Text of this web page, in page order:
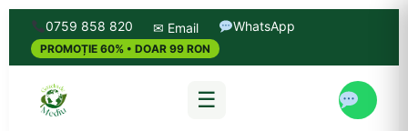
0759 858 820 ✉ Email WhatsApp
PROMOȚIE 60% • DOAR 99 RON
☰